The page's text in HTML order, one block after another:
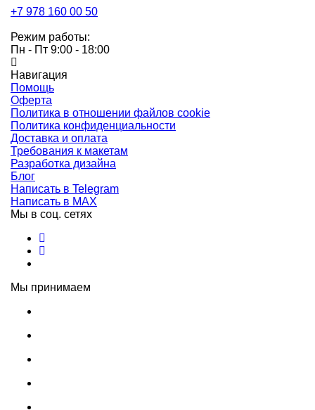
+7 978 160 00 50
Режим работы:
Пн - Пт 9:00 - 18:00
Навигация
Помощь
Оферта
Политика в отношении файлов cookie
Политика конфиденциальности
Доставка и оплата
Требования к макетам
Разработка дизайна
Блог
Написать в Telegram
Написать в MAX
Мы в соц. сетях
Мы принимаем